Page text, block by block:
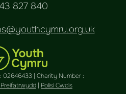
827 840
02646433 | Charity Number :
Preifatrwydd | Polisi Cwcis